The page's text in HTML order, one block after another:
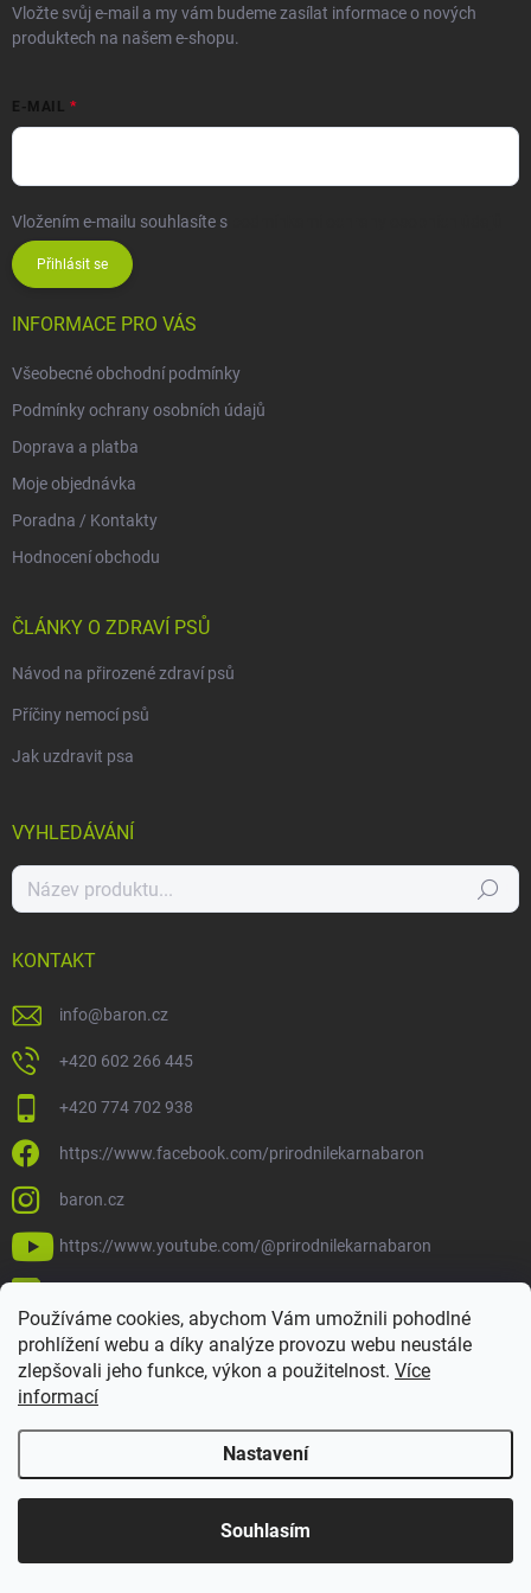
Používáme cookies, abychom Vám umožnili pohodlné
prohlížení webu a díky analýze provozu webu neustále
zlepšovali jeho funkce, výkon a použitelnost. Více
informací
Nastavení
Souhlasím
Vložte svůj e-mail a my vám budeme zasílat informace o nových
produktech na našem e-shopu.
E-MAIL
Vložením e-mailu souhlasíte s
Přihlásit se
INFORMACE PRO VÁS
Všeobecné obchodní podmínky
Podmínky ochrany osobních údajů
Doprava a platba
Moje objednávka
Poradna / Kontakty
Hodnocení obchodu
ČLÁNKY O ZDRAVÍ PSŮ
Návod na přirozené zdraví psů
Příčiny nemocí psů
Jak uzdravit psa
VYHLEDÁVÁNÍ
Hledat
KONTAKT
info@baron.cz
+420 602 266 445
+420 774 702 938
https://www.facebook.com/prirodnilekarnabaron
baron.cz
https://www.youtube.com/@prirodnilekarnabaron
. Všechna práva vyhrazena.